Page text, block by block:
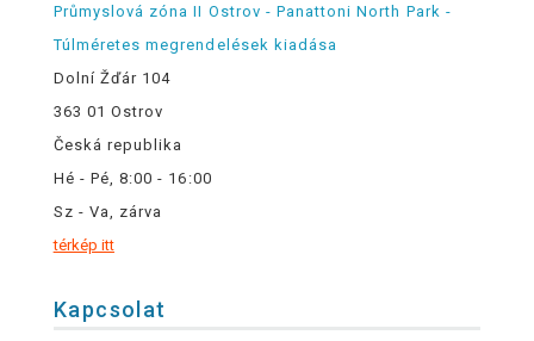
Průmyslová zóna II Ostrov - Panattoni North Park -
Túlméretes megrendelések kiadása
Dolní Žďár 104
363 01 Ostrov
Česká republika
Hé - Pé, 8:00 - 16:00
Sz - Va, zárva
térkép itt
Kapcsolat